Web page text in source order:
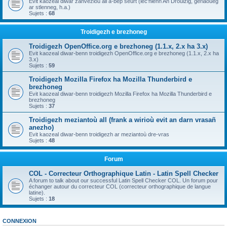
ar stlenneg, h.a.)
Sujets : 68
Troidigezh e brezhoneg
Troidigezh OpenOffice.org e brezhoneg (1.1.x, 2.x ha 3.x)
Evit kaozeal diwar-benn troidigezh OpenOffice.org e brezhoneg (1.1.x, 2.x ha
3.x)
Sujets : 59
Troidigezh Mozilla Firefox ha Mozilla Thunderbird e
brezhoneg
Evit kaozeal diwar-benn troidigezh Mozilla Firefox ha Mozilla Thunderbird e
brezhoneg
Sujets : 37
Troidigezh meziantoù all (frank a wirioù evit an darn vrasañ
anezho)
Evit kaozeal diwar-benn troidigezh ar meziantoù dre-vras
Sujets : 48
Forum
COL - Correcteur Orthographique Latin - Latin Spell Checker
A forum to talk about our successful Latin Spell Checker COL. Un forum pour
échanger autour du correcteur COL (correcteur orthographique de langue
latine).
Sujets : 18
CONNEXION